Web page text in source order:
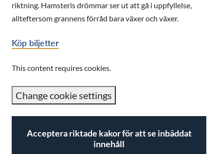
riktning. Hamsteris drömmar ser ut att gå i uppfyllelse,
allteftersom grannens förråd bara växer och växer.
Köp biljetter
This content requires cookies.
Change cookie settings
Acceptera riktade kakor för att se inbäddat
innehåll